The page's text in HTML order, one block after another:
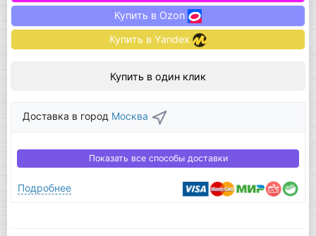
Купить в Ozon
Купить в Yandex
Купить в один клик
Доставка в город Москва
Показать все способы доставки
Подробнее